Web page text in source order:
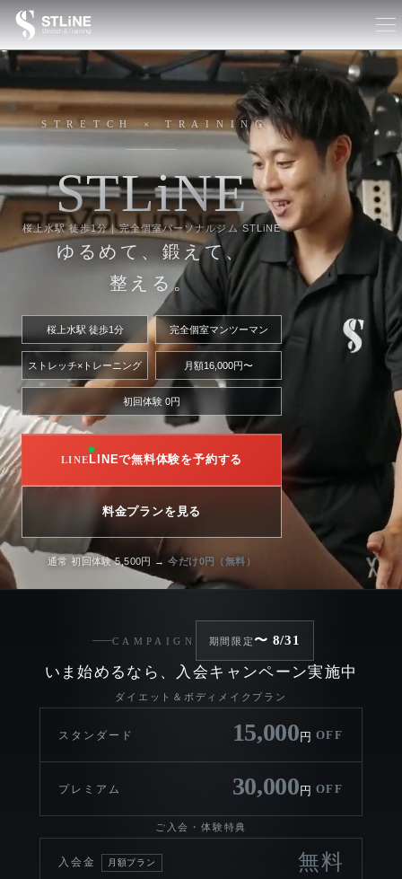
STRETCH × TRAINING
STLiNE
桜上水駅 徒歩1分｜完全個室パーソナルジム STLiNE
ゆるめて、鍛えて、
整える。
桜上水駅 徒歩1分 完全個室マンツーマン
ストレッチ×トレーニング 月額16,000円〜
初回体験 0円
LINEで無料体験を予約する
料金プランを見る
通常 初回体験 5,500円 →今だけ0円（無料）
CAMPAIGN 期間限定〜 8/31
いま始めるなら、入会キャンペーン実施中
ダイエット＆ボディメイクプラン
スタンダード 15,000 円 OFF
プレミアム 30,000 円 OFF
ご入会・体験特典
入会金 月額プラン 無料